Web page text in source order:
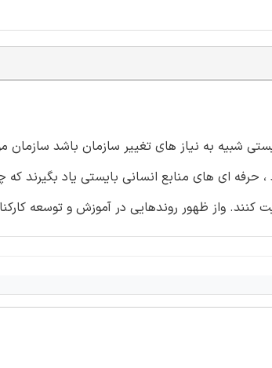
شبیه به نیاز های تغییر سازمان باشد
ای های منابع انسانی بایستی یاد بگیرند که
کنند. واز ظهور روندهایی در آموزش و توسعه